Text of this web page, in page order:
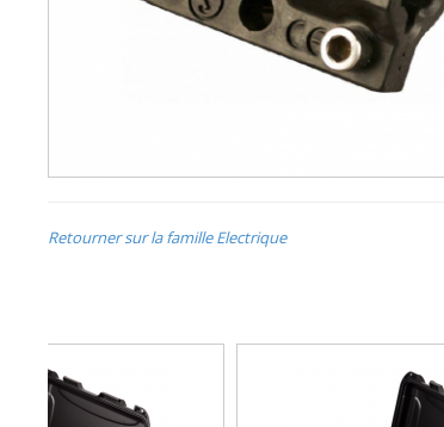
Retourner sur la famille Electrique